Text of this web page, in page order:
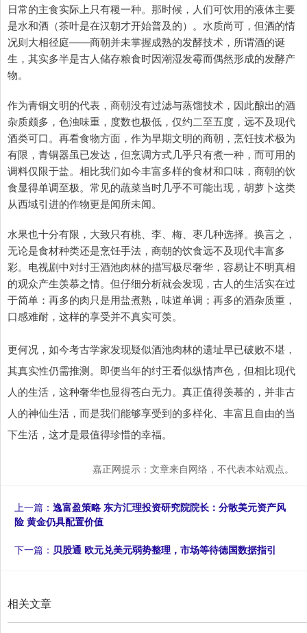
日常的主食实际上只有稷一种。那时候，人们可饮用的液体主要
是水和酒（茶叶是在汉朝才开始普及的）。水质尚可，但酒的情
况则大相径庭——商朝并未掌握成熟的发酵技术，所谓酒的诞
生，其实多半是古人储存粮食时因潮湿发霉而偶然形成的发酵产
物。
作为青铜文明的代表，商朝没有过滤与蒸馏技术，因此酿出的酒
杂质颇多，色浊味重，度数也极低，仅约二至五度，远不及现代
酒类可口。再看食物方面，作为早期文明的商朝，烹饪技术极为
有限，青铜器虽已发达，但烹调方式几乎只有煮一种，而可用的
调料仅限于盐。相比我们如今丰富多样的食材和口味，商朝的饮
食显得单调至极。常见的蔬菜当时几乎不可能出现，胡萝卜这类
从西域引进的作物更是闻所未闻。
水果也十分有限，大致只有桃、李、梅、枣几种选择。换言之，
无论是食材种类还是烹饪手法，商朝的饮食远不及现代丰富多
彩。电视剧中对纣王酒池肉林的描写极尽奢华，容易让不明真相
的观众产生羡慕之情。但仔细分析就会发现，古人的生活实在过
于简单：再多的肉只是用盐煮熟，味道单调；再多的酒杂质重，
口感难耐，这样的享受并不真实可羡。
更何况，如今考古学家发现疑似酒池肉林的遗址早已破败不堪，
其真实性仍需推测。即便当年的纣王看似纵情声色，但相比现代
人的生活，这种奢华也显得苍白无力。真正值得羡慕的，并非古
人的神仙生活，而是我们能够享受到的多样化、丰富且自由的当
下生活，这才是最值得珍惜的幸福。
嘉正网提示：文章来自网络，不代表本站观点。
上一篇： 逸富盈策略 东方汇理投资研究院院长：分散美元资产风
险 黄金仍具配置价值
下一篇： 贝股通 欧元兑美元弱势整理，市场等待德国数据指引
相关文章